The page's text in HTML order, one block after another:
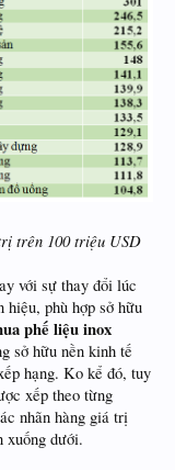
trên 100 triệu USD
với sự thay đổi lúc
hiệu, phù hợp sở hữu
phế liệu inox
sở hữu nền kinh tế
hạng. Ko kể đó, tuy
xếp theo từng
nhãn hàng giá trị
xuống dưới.